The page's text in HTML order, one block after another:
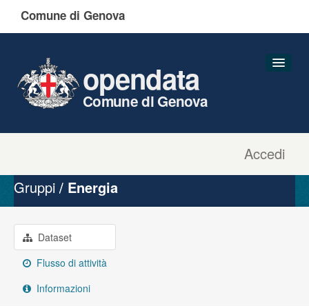
Comune di Genova
Accedi
opendata
Comune di Genova
Organizzazioni
Gruppi
Informazioni
Gruppi Energia
Dataset
Flusso di attività
Informazioni